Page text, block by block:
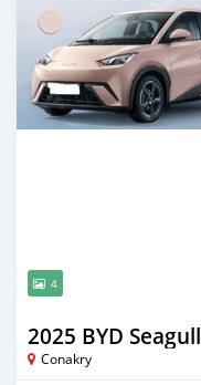
4
2025 BYD Seagull
Conakry